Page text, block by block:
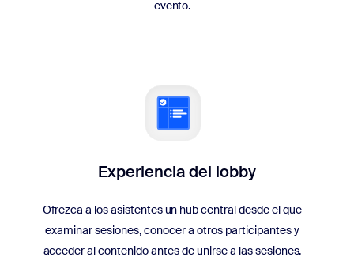
evento.
Experiencia del lobby
Ofrezca a los asistentes un hub central desde el que
examinar sesiones, conocer a otros participantes y
acceder al contenido antes de unirse a las sesiones.